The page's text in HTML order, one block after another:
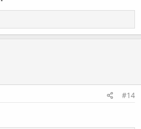
#14